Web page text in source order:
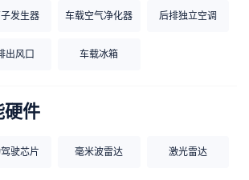
发生器 车载空气净化器 后排独立空调
出风口 车载冰箱
硬件
驶芯片 毫米波雷达 激光雷达